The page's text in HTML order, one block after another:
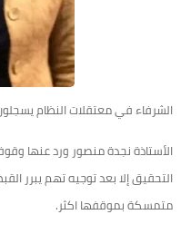
الشرفاء في معتقلات النظام
الأستاذة نجدة منصور ورد عنها
التحقيق إلا بعد توجيه تهم يبرر
متمسكة بموقفها اكثر.